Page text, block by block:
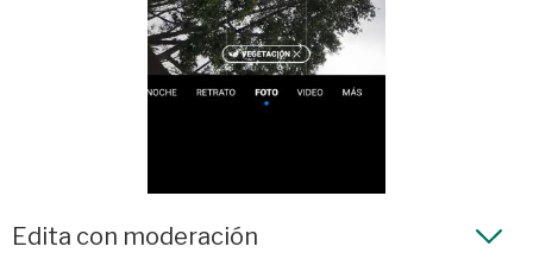
Edita con moderación